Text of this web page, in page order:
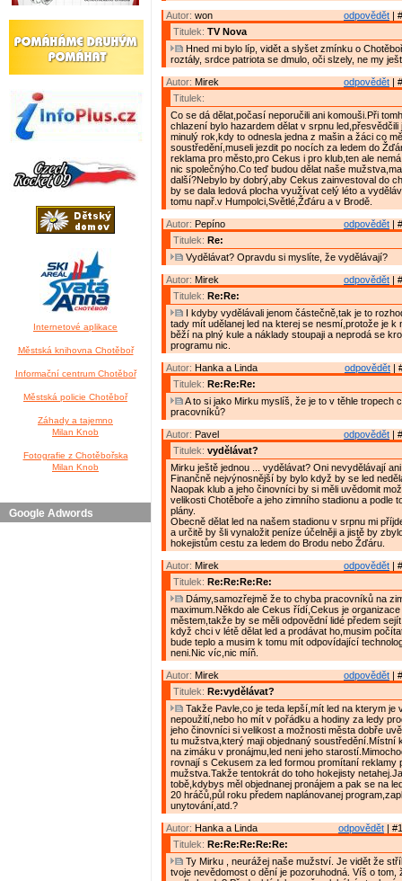
Internetové aplikace
Městská knihovna Chotěboř
Informační centrum Chotěboř
Městská policie Chotěboř
Záhady a tajemno
Milan Knob
Fotografie z Chotěbořska
Milan Knob
Google Adwords
odpovědět |
Autor: won
Titulek: TV Nova
Hned mi bylo líp, vidět a slyšet zmínku o
roztály, srdce patriota se dmulo, oči slzely, ne my
odpovědět |
Autor: Mirek
Titulek:
Co se dá dělat,počasí neporučili ani komouši.Při
chlazení bylo hazardem dělat v srpnu led,přesvědčili
minulý rok,kdy to odnesla jedna z mašin a žáci co
soustředění,museli jezdit po nocích za ledem do
reklama pro město,pro Cekus i pro klub,ten ale
nic společnýho.Co teď budou dělat naše
další?Nebylo by dobrý,aby Cekus zainvestoval do
by se dala ledová plocha využívat celý léto a
tomu např.v Humpolci,Světlé,Žďáru a v Brodě.
odpovědět |
Autor: Pepíno
Titulek: Re:
Vydělávat? Opravdu si myslíte, že vydělávají?
odpovědět |
Autor: Mirek
Titulek: Re:Re:
I kdyby vydělávali jenom částečně,tak je to
tady mít udělanej led na kterej se nesmí,protože je k
běží na plný kule a náklady stoupaji a neprodá se
programu nic.
odpovědět |
Autor: Hanka a Linda
Titulek: Re:Re:Re:
A to si jako Mirku myslíš, že je to v těhle tropech
pracovníků?
odpovědět |
Autor: Pavel
Titulek: vydělávat?
Mirku ještě jednou ... vydělávat? Oni nevydělávají
Finančně nejvýnosnější by bylo když by se led
Naopak klub a jeho činovníci by si měli uvědomit
velikosti Chotěboře a jeho zimního stadionu a podle
plány.
Obecně dělat led na našem stadionu v srpnu mi
a určitě by šli vynaložit peníze účelněji a jistě by
hokejistům cestu za ledem do Brodu nebo Žďáru.
odpovědět |
Autor: Mirek
Titulek: Re:Re:Re:Re:
Dámy,samozřejmě že to chyba pracovníků na
maximum.Někdo ale Cekus řídí,Cekus je
městem,takže by se měli odpovědní lidé předem
když chci v létě dělat led a prodávat ho,musim
bude teplo a musim k tomu mít odpovídající
neni.Nic víc,nic míň.
odpovědět |
Autor: Mirek
Titulek: Re:vydělávat?
Takže Pavle,co je teda lepší,mít led na kterym je
nepoužití,nebo ho mít v pořádku a hodiny za ledy
jeho činovníci si velikost a možnosti města dobře
tu mužstva,který maji objednaný soustředění.Místní
na zimáku v pronájmu,led neni jeho
rovnají s Cekusem za led formou promítaní reklamy
mužstva.Takže tentokrát do toho hokejisty
tobě,kdybys měl objednanej pronájem a pak se na
20 hráčů,půl roku předem naplánovanej
unytování,atd.?
odpovědět |
Autor: Hanka a Linda
Titulek: Re:Re:Re:Re:Re:
Ty Mirku , neurážej naše mužství. Je vidět že
tvoje nevědomost o dění je pozoruhodná. Víš o tom,